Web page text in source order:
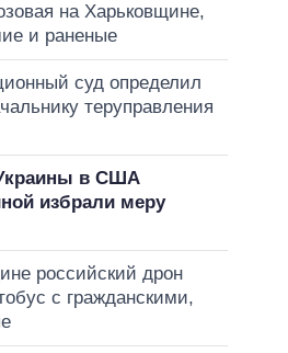
на Харьковщине,
и раненые
суд определил
теруправления
в США
избрали меру
российский дрон
с гражданскими,